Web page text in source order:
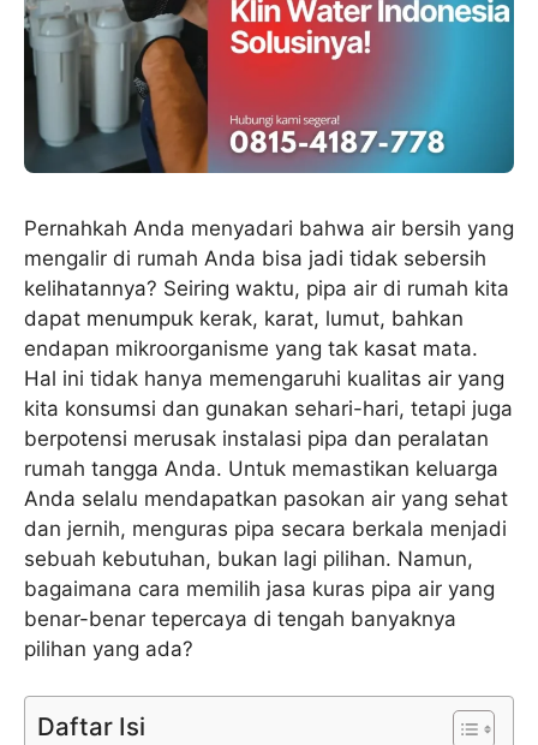
Pernahkah Anda menyadari bahwa air bersih yang
mengalir di rumah Anda bisa jadi tidak sebersih
kelihatannya? Seiring waktu, pipa air di rumah kita
dapat menumpuk kerak, karat, lumut, bahkan
endapan mikroorganisme yang tak kasat mata.
Hal ini tidak hanya memengaruhi kualitas air yang
kita konsumsi dan gunakan sehari-hari, tetapi juga
berpotensi merusak instalasi pipa dan peralatan
rumah tangga Anda. Untuk memastikan keluarga
Anda selalu mendapatkan pasokan air yang sehat
dan jernih, menguras pipa secara berkala menjadi
sebuah kebutuhan, bukan lagi pilihan. Namun,
bagaimana cara memilih jasa kuras pipa air yang
benar-benar tepercaya di tengah banyaknya
pilihan yang ada?
Daftar Isi